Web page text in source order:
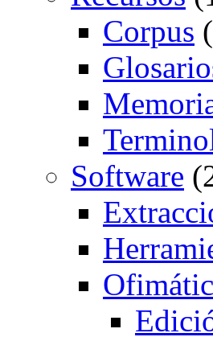
Corpus
Software